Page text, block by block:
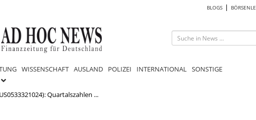
BLOGS
WISSENSCHAFT AUSLAND POLIZEI INTERNATIONAL SONSTIGE
Quartalszahlen ...